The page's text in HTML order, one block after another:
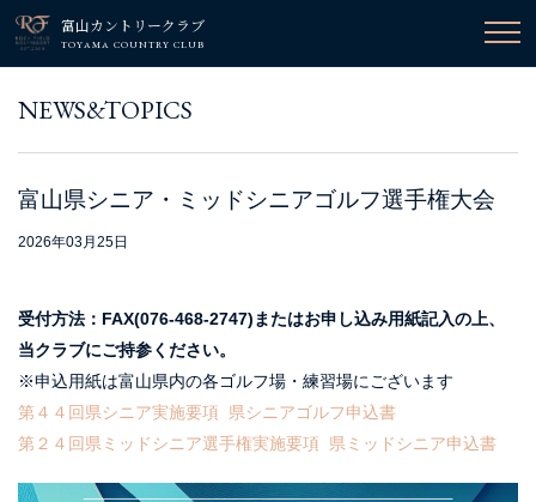
富山カントリークラブ
TOYAMA COUNTRY CLUB
NEWS&TOPICS
富山県シニア・ミッドシニアゴルフ選手権大会
2026年03月25日
受付方法：FAX(076-468-2747)またはお申し込み用紙記入の上、
当クラブにご持参ください。
※申込用紙は富山県内の各ゴルフ場・練習場にございます
第４４回県シニア実施要項 県シニアゴルフ申込書
第２４回県ミッドシニア選手権実施要項 県ミッドシニア申込書